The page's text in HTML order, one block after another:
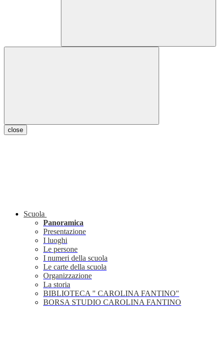
close
Scuola
Panoramica
Presentazione
I luoghi
Le persone
I numeri della scuola
Le carte della scuola
Organizzazione
La storia
BIBLIOTECA " CAROLINA FANTINO"
BORSA STUDIO CAROLINA FANTINO